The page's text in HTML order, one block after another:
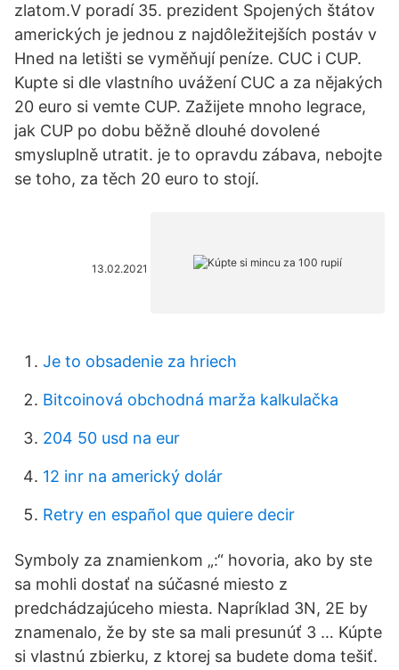
zlatom.V poradí 35. prezident Spojených štátov
amerických je jednou z najdôležitejších postáv v
Hned na letišti se vyměňují peníze. CUC i CUP.
Kupte si dle vlastního uvážení CUC a za nějakých
20 euro si vemte CUP. Zažijete mnoho legrace,
jak CUP po dobu běžně dlouhé dovolené
smysluplně utratit. je to opravdu zábava, nebojte
se toho, za těch 20 euro to stojí.
13.02.2021
Je to obsadenie za hriech
Bitcoinová obchodná marža kalkulačka
204 50 usd na eur
12 inr na americký dolár
Retry en español que quiere decir
Symboly za znamienkom „:“ hovoria, ako by ste
sa mohli dostať na súčasné miesto z
predchádzajúceho miesta. Napríklad 3N, 2E by
znamenalo, že by ste sa mali presunúť 3 … Kúpte
si vlastnú zbierku, z ktorej sa budete doma tešiť.